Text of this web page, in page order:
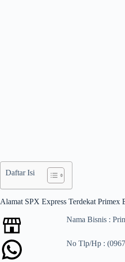
Daftar Isi
Alamat SPX Express Terdekat Primex
Nama Bisnis :
No Tlp/Hp :